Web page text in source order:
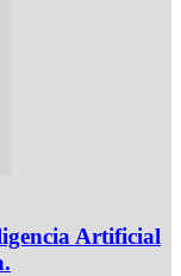
Artificial